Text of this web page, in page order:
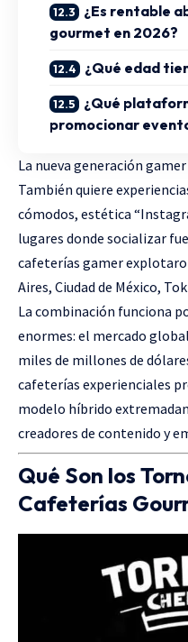
¿Es rentable
gourmet en 2026?
¿Qué edad
¿Qué
promocionar
La nueva generación
También quiere
cómodos, estética
lugares donde socializar
cafeterías gamer
Aires, Ciudad de México,
La combinación funciona
enormes: el mercado
miles de millones de
cafeterías experienciales
modelo híbrido
creadores de contenido y
Qué Son los
Cafeterías